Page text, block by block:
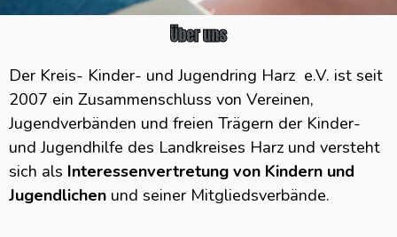
Über uns
Der Kreis- Kinder- und Jugendring Harz e.V. ist seit
2007 ein Zusammenschluss von Vereinen,
Jugendverbänden und freien Trägern der Kinder-
und Jugendhilfe des Landkreises Harz und versteht
sich als Interessenvertretung von Kindern und
Jugendlichen und seiner Mitgliedsverbände.